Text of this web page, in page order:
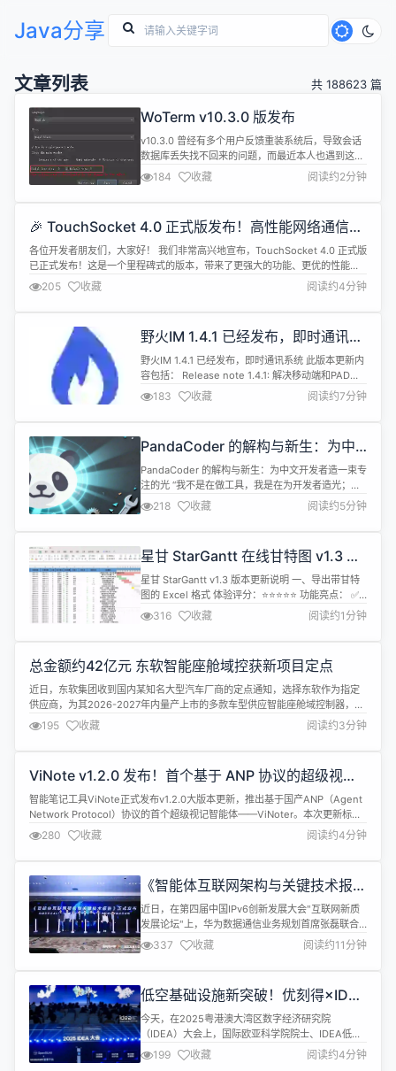
Java分享
文章列表 共 188623 篇
WoTerm v10.3.0 版发布
v10.3.0 曾经有多个用户反馈重装系统后，导致会话
数据库丢失找不回来的问题，而最近本人也遇到这一
问题，差点就找不回会话数据库，故此增加了会话数
据库目录迁移的功能，方便系统重装时，会话数据库
恢复的问题。 本次更新的功能列举如下： - 增加界面
加会话数据库迁移功能，方便系统重装时，数据库找
回问题。 - 优化...
184 收藏 阅读约2分钟
🎉 TouchSocket 4.0 正式版发布！高性能网络通信框
架迎来重大升级
各位开发者朋友们，大家好！ 我们非常高兴地宣布，TouchSocket 4.0 正式版
已正式发布！这是一个里程碑式的版本，带来了更强大的功能、更优的性能和
更好的开发体验。 ✨ TouchSocket 简介 TouchSocket 是一个基于 C# 的高
性能、易用的网络通信框架，支持 TCP、UDP、HTTP、WebSocket、RPC、
MQTT、Modbus...
205 收藏 阅读约4分钟
野火IM 1.4.1 已经发布，即时通讯系
统
野火IM 1.4.1 已经发布，即时通讯系统 此版本更新内
容包括： Release note 1.4.1: 解决移动端和PAD同
时存在时推送计数错误问题。 添加配置，当销毁用户
时是否销毁用户信息和用户的消息。 添加配置，现在
搜索用户的次数。 附件的版本有3种格式，分别是
包，可以根据平台或者自己的习惯下载其中...
183 收藏 阅读约7分钟
PandaCoder 的解构与新生：为中
文开发者造一束专注的光
PandaCoder 的解构与新生：为中文开发者造一束专
注的光 “我不是在做工具，我是在为开发者造光；真
正的创造，有时始于勇敢的拆解。” 写下这两句话
时，“深圳的雨”刚刚停歇，窗外的空气湿润而清冽，
像极了我此刻的心情——平静中带着决断。
而生的小插件，已经悄然走过了一段喧嚣与静默交织
的旅程。它最初的模样，...
218 收藏 阅读约5分钟
星甘 StarGantt 在线甘特图 v1.3 超
酷功能发布
星甘 StarGantt v1.3 版本更新说明 一、导出带甘特
图的 Excel 格式 体验评分：⭐⭐⭐⭐⭐ 功能亮点： ✅
导出标准 Excel 格式 ✅ 带有进度的甘特图 使用场
景：需要导出 Excel 格式，和其他 WORD 文档一起
汇报等。 二、设置基线 体验评分：⭐⭐⭐⭐⭐ 橙色细
进度/当前计...
316 收藏 阅读约1分钟
总金额约42亿元 东软智能座舱域控获新项目定点
近日，东软集团收到国内某知名大型汽车厂商的定点通知，选择东软作为指定
供应商，为其2026-2027年内量产上市的多款车型供应智能座舱域控制器，涉
及总金额约为42亿元人民币。 智能座舱是前沿感知与交互体验的载体，是智能
汽车技术实力的“中枢神经”与核心体现。在智能座舱领域，东软拥有深厚的技术
积累和全球化项目经验，早已跻身主流车企核心供应商阵营。此次新获定点的
195 收藏 阅读约3分钟
ViNote v1.2.0 发布！首个基于 ANP 协议的超级视频
转录智能体
智能笔记工具ViNote正式发布v1.2.0大版本更新，推出基于国产ANP（Agent
Network Protocol）协议的首个超级视记智能体——ViNoter。本次更新标志
着ViNote从“被动工具”迈向“主动智能伙伴”的重要一步，实现自然语言驱动全
流程任务落地。 🚀 智能进化：从工具到伙伴 ViNoter的核心突破在于对用户意
图的深度理解。通过集成...
280 收藏 阅读约4分钟
《智能体互联网架构与关键技术报
告》发布
近日，在第四届中国IPv6创新发展大会"互联网新质
发展论坛"上，华为数据通信业务规划首席张磊联合
中国信息通信研究院、中国银联、中国通信标准化协
会、中国移动研究院、中国电信研究院、中国联通研
究院、NIDA医疗行业委员会，以及ANP开源社区共
简称"报告"）。这标志着中国在智能体互联网基础设
施建设和标准制定方面迈出了关...
337 收藏 阅读约11分钟
低空基础设施新突破！优刻得×IDEA
联合发布 OpenSILAS 一体机
今天，在2025粤港澳大湾区数字经济研究院
（IDEA）大会上，国际欧亚科学院院士、IDEA低空
经济分院执行院长李世鹏与优刻得董事长兼CEO季昕
华联合发布双方共研的「OpenSILAS一体机」，标
199 收藏 阅读约4分钟